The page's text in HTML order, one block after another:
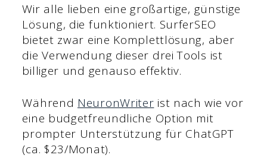
Wir alle lieben eine großartige, günstige
Lösung, die funktioniert. SurferSEO
bietet zwar eine Komplettlösung, aber
die Verwendung dieser drei Tools ist
billiger und genauso effektiv.
Während NeuronWriter ist nach wie vor
eine budgetfreundliche Option mit
prompter Unterstützung für ChatGPT
(ca. $23/Monat).